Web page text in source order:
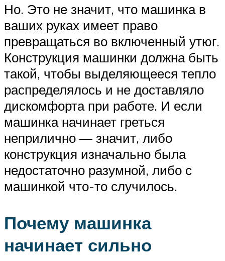
Но. Это не значит, что машинка в
ваших руках имеет право
превращаться во включенный утюг.
Конструкция машинки должна быть
такой, чтобы выделяющееся тепло
распределялось и не доставляло
дискомфорта при работе. И если
машинка начинает греться
неприлично — значит, либо
конструкция изначально была
недостаточно разумной, либо с
машинкой что-то случилось.
Почему машинка
начинает сильно